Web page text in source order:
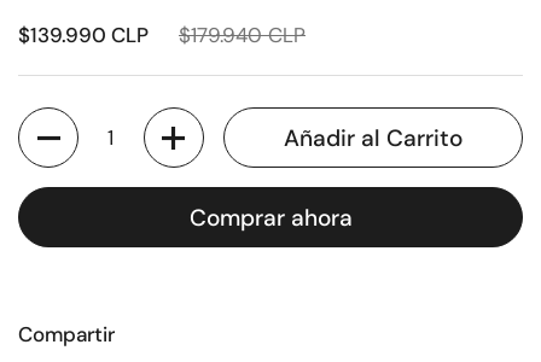
$139.990 CLP $179.940 CLP
Cantidad
Añadir al Carrito
Comprar ahora
Compartir